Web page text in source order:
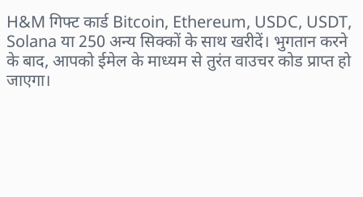
H&M गिफ्ट कार्ड Bitcoin, Ethereum, USDC, USDT,
Solana या 250 अन्य सिक्कों के साथ खरीदें। भुगतान करने
के बाद, आपको ईमेल के माध्यम से तुरंत वाउचर कोड प्राप्त हो
जाएगा।